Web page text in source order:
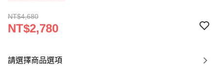
NT$4,680
NT$2,780
請選擇商品選項